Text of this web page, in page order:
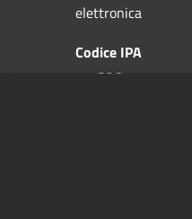
elettronica
Codice IPA
c_a326